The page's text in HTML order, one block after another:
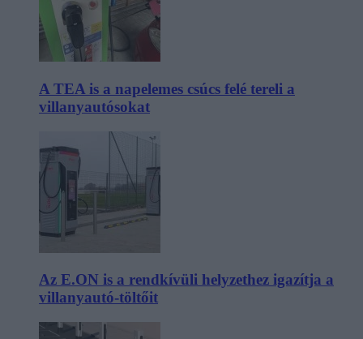
A TEA is a napelemes csúcs felé tereli a
villanyautósokat
Az E.ON is a rendkívüli helyzethez igazítja a
villanyautó-töltőit